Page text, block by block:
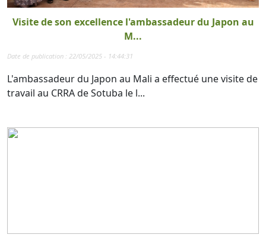
Visite de son excellence l'ambassadeur du Japon au
M...
Date de publication : 22/05/2025 - 14:44:31
L'ambassadeur du Japon au Mali a effectué une visite de
travail au CRRA de Sotuba le l...